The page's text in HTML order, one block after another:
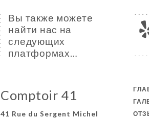
Вы также можете
найти нас на
следующих
платформах…
Comptoir 41
41 Rue du Sergent Michel